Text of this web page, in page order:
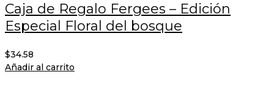
Caja de Regalo Fergees – Edición
Especial Floral del bosque
$34.58
Añadir al carrito